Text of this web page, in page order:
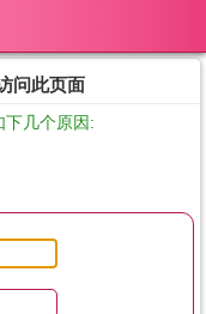
问此页面
下几个原因: